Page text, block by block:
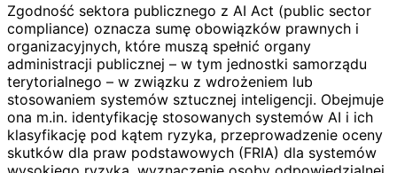
Zgodność sektora publicznego z AI Act (public sector
compliance) oznacza sumę obowiązków prawnych i
organizacyjnych, które muszą spełnić organy
administracji publicznej – w tym jednostki samorządu
terytorialnego – w związku z wdrożeniem lub
stosowaniem systemów sztucznej inteligencji. Obejmuje
ona m.in. identyfikację stosowanych systemów AI i ich
klasyfikację pod kątem ryzyka, przeprowadzenie oceny
skutków dla praw podstawowych (FRIA) dla systemów